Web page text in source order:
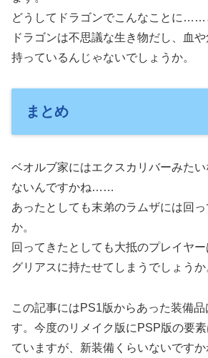
どうしてドラゴンでこんなことに……
ドラゴンは不思議な生き物だし、血
持っているんじゃないでしょうか。
まとめ
ベオルブ家にはエクスカリバーみた
ないんですかね……
あったとしても末弟のラムザには回
か。
回ってきたとしても大抵のプレイヤ
グリアスに持たせてしまうでしょうか
この記事にはPS1版からあった装備品
す。今度のリメイク版にPSP版の要
ていますが、新装備くらいないですか